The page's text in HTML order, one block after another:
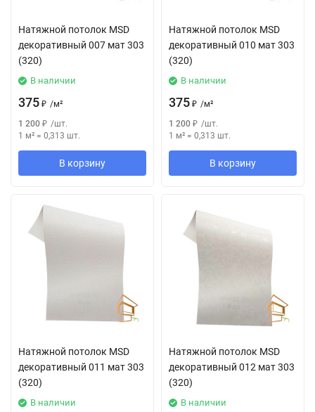
Натяжной потолок MSD
декоративный 007 мат 303
(320)
В наличии
375 ₽ /м²
1 200 ₽ /шт.
1 м² = 0,313 шт.
В корзину
Натяжной потолок MSD
декоративный 010 мат 303
(320)
В наличии
375 ₽ /м²
1 200 ₽ /шт.
1 м² = 0,313 шт.
В корзину
Натяжной потолок MSD
декоративный 011 мат 303
(320)
В наличии
Натяжной потолок MSD
декоративный 012 мат 303
(320)
В наличии